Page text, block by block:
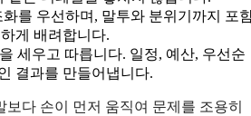
를 우선하며, 말투와 분위기까지 포
게 배려합니다.
세우고 따릅니다. 일정, 예산, 우선순
결과를 만들어냅니다.
보다 손이 먼저 움직여 문제를 조용히